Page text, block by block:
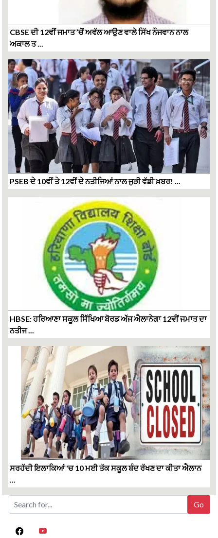
CBSE ਦੀ 12ਵੀਂ ਜਮਾਤ ’ਚੋਂ ਅਵੱਲ ਆਉਣ ਵਾਲੇ ਸਿੱਖ ਨੌਜਵਾਨ ਨਾਲ
ਅਕਾਲ ਤ ...
PSEB ਦੇ 10ਵੀਂ ਤੇ 12ਵੀਂ ਦੇ ਨਤੀਜਿਆਂ ਨਾਲ ਜੁੜੀ ਵੱਡੀ ਖ਼ਬਰ! ...
HBSE: ਹਰਿਆਣਾ ਸਕੂਲ ਸਿੱਖਿਆ ਬੋਰਡ ਅੱਜ ਐਲਾਨੇਗਾ 12ਵੀਂ ਜਮਾਤ ਦਾ
ਨਤੀਜ ...
ਸਰਹੱਦੀ ਇਲਾਕਿਆਂ 'ਚ 10 ਮਈ ਤੱਕ ਸਕੂਲ ਬੰਦ ਰੱਖਣ ਦਾ ਕੀਤਾ ਐਲਾਨ